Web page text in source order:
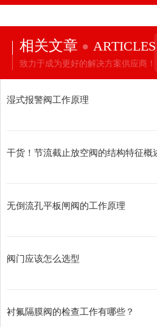
相关文章 ARTICLES
致力于成为更好的解决方案供应商！
湿式报警阀工作原理
干货！节流截止放空阀的结构特征概
无倒流孔平板闸阀的工作原理
阀门应该怎么选型
衬氟隔膜阀的检查工作有哪些？